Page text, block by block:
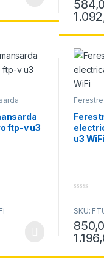
alese în pagina
mai multe variații.
o
f
Acest
€ până la
alese în pagina
ftp-v u3
Interval de
mai multe variații.
case
u3 WiFi
u
o
f
5
SKU:
Acest